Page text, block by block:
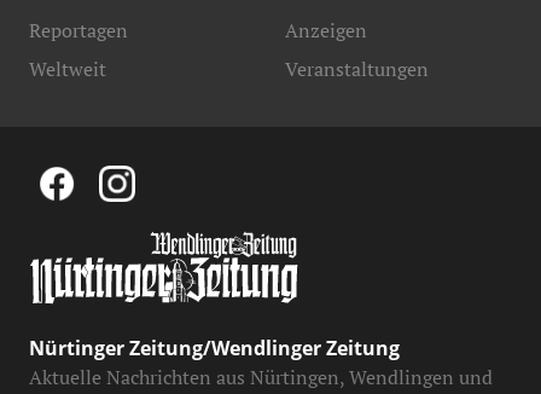
Reportagen
Weltweit
Anzeigen
Veranstaltungen
Nürtinger Zeitung/Wendlinger Zeitung
Aktuelle Nachrichten aus Nürtingen, Wendlingen und